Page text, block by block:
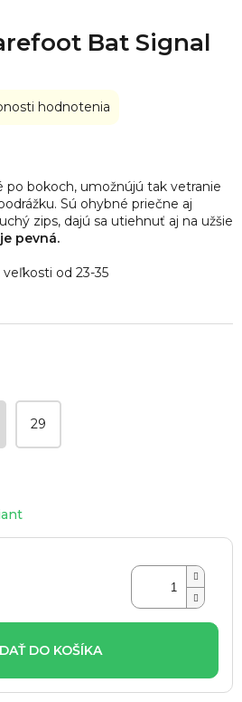
Bat Signal
29
DO KOŠÍKA
po bokoch, umožnújú tak vetranie
Sú ohybné priečne aj
zips, dajú sa utiehnuť aj na užšie
pevná.
od 23-35
hodnotenia